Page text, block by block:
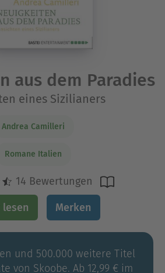
aus dem Paradies
eines Sizilianers
Andrea Camilleri
Romane Italien
14 Bewertungen
lesen Merken
und 500.000 weitere Titel
von Skoobe. Ab 12,99 € im